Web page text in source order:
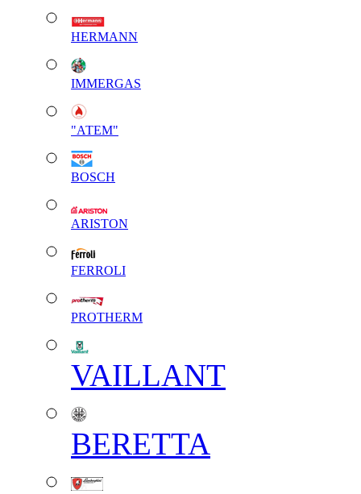
HERMANN
IMMERGAS
"АТЕМ"
BOSCH
ARISTON
FERROLI
PROTHERM
VAILLANT
BERETTA